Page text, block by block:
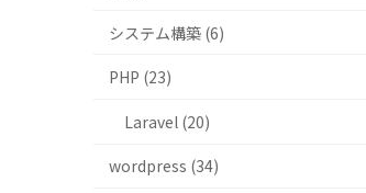
システム構築 (6)
PHP (23)
Laravel (20)
wordpress (34)